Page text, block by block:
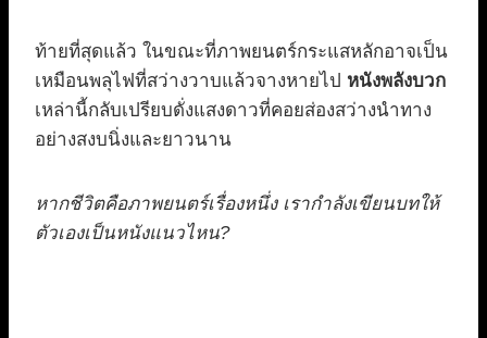
ท้ายที่สุดแล้ว ในขณะที่ภาพยนตร์กระแสหลักอาจเป็น
เหมือนพลุไฟที่สว่างวาบแล้วจางหายไป หนังพลังบวก
เหล่านี้กลับเปรียบดั่งแสงดาวที่คอยส่องสว่างนำทาง
อย่างสงบนิ่งและยาวนาน
หากชีวิตคือภาพยนตร์เรื่องหนึ่ง เรากำลังเขียนบทให้
ตัวเองเป็นหนังแนวไหน?